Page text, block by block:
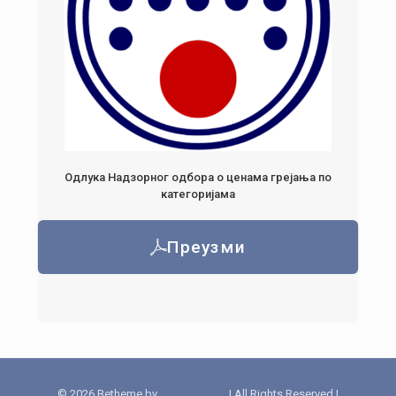
Одлука Надзорног одбора о ценама грејања по
категоријама
Преузми